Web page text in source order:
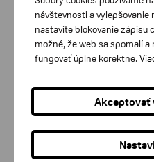
Zákaznícke tel. linky: 048/
Kuzmányho 2, 974 01 Banská
Zákaznícke tel. linky: 055/
trieda 8, 040 01 Košice
Zákaznícke centrum
návštevnosti a
nastavíte blokovanie zápisu
možné, že web sa spomalí
fungovať úplne korektne.
Akceptovať